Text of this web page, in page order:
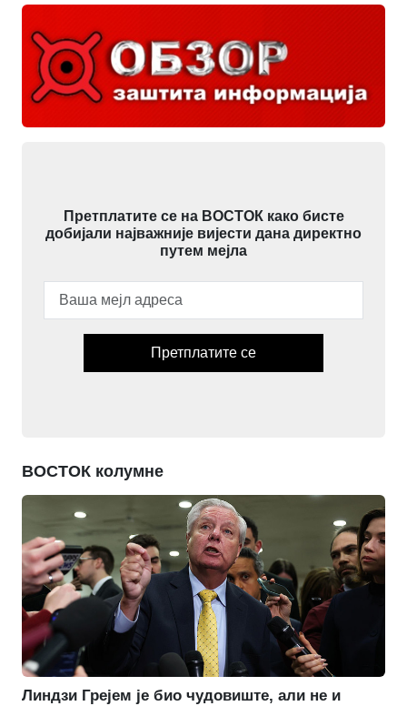
Претплатите се на ВОСТОК како бисте
добијали најважније вијести дана директно
путем мејла
Претплатите се
ВОСТОК колумне
Линдзи Грејем је био чудовиште, али не и